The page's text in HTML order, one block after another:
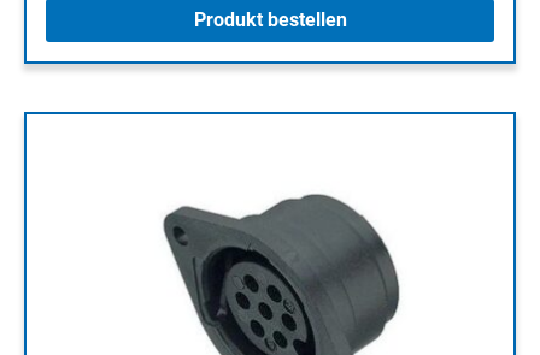
Produkt bestellen